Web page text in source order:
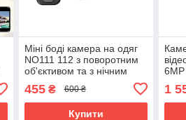
Міні боді камера на одяг
NO111 112 з поворотним
об'єктивом та з нічним
455₴ 600 ₴
Купити
1